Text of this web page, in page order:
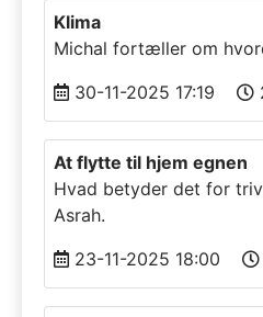
Klima
Michal fortæller om
30-11-2025 17:19
At flytte til hjem egnen
Hvad betyder det for
Asrah.
23-11-2025 18:00